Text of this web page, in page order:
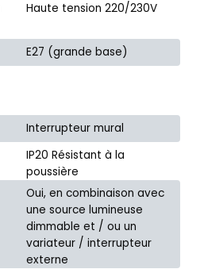
Haute tension 220/230V
E27 (grande base)
Interrupteur mural
IP20 Résistant à la
poussière
Oui, en combinaison avec
une source lumineuse
dimmable et / ou un
variateur / interrupteur
externe